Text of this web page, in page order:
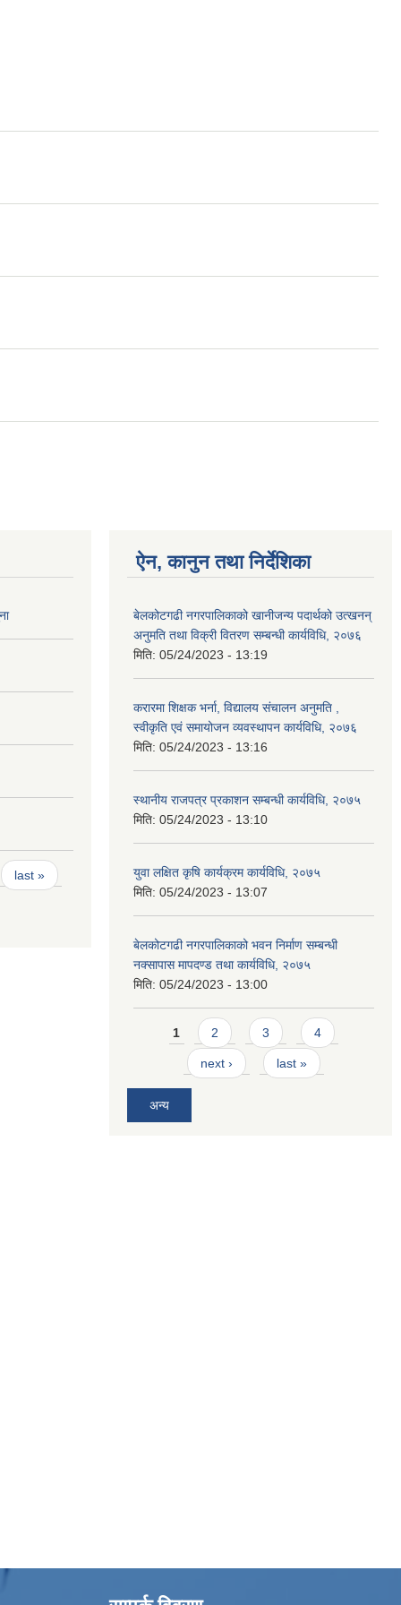
last »
ऐन, कानुन तथा निर्देशिका
बेलकोटगढी नगरपालिकाको खानीजन्य पदार्थको उत्खनन्
अनुमति तथा विक्री वितरण सम्बन्धी कार्यविधि, २०७६
मिति: 05/24/2023 - 13:19
करारमा शिक्षक भर्ना, विद्यालय संचालन अनुमति ,
स्वीकृति एवं समायोजन व्यवस्थापन कार्यविधि, २०७६
मिति: 05/24/2023 - 13:16
स्थानीय राजपत्र प्रकाशन सम्बन्धी कार्यविधि, २०७५
मिति: 05/24/2023 - 13:10
युवा लक्षित कृषि कार्यक्रम कार्यविधि, २०७५
मिति: 05/24/2023 - 13:07
बेलकोटगढी नगरपालिकाको भवन निर्माण सम्बन्धी
नक्सापास मापदण्ड तथा कार्यविधि, २०७५
मिति: 05/24/2023 - 13:00
Pages
1 2 3 4
next › last »
अन्य